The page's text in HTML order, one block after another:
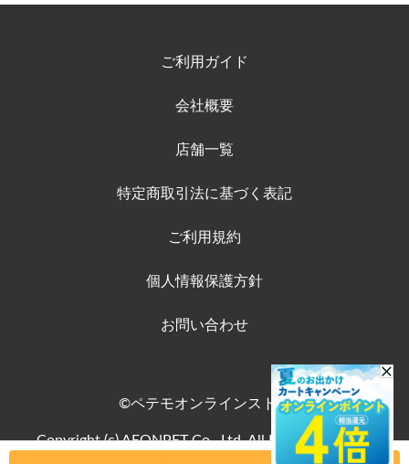
ご利用ガイド
会社概要
店舗一覧
特定商取引法に基づく表記
ご利用規約
個人情報保護方針
お問い合わせ
©ペテモオンラインストア
Copyright (c) AEONPET Co., Ltd. All Rights Reserved.